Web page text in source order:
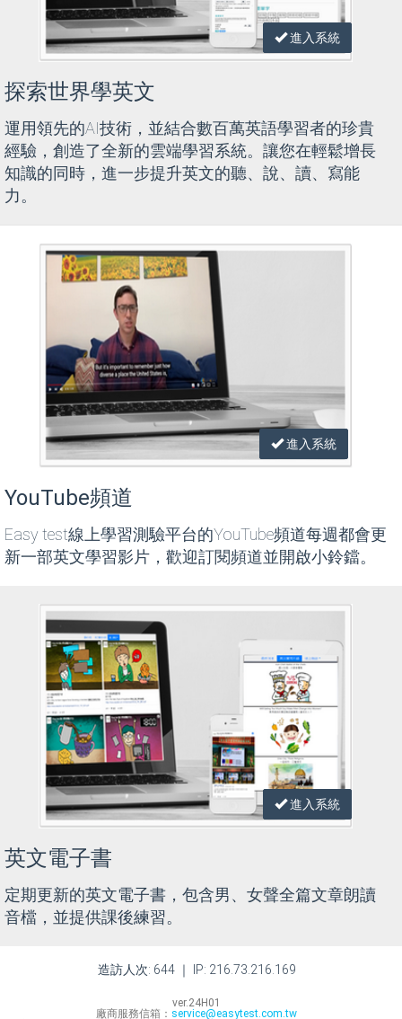
進入系統
探索世界學英文
運用領先的AI技術，並結合數百萬英語學習者的珍貴
經驗，創造了全新的雲端學習系統。讓您在輕鬆增長
知識的同時，進一步提升英文的聽、說、讀、寫能
力。
進入系統
YouTube頻道
Easy test線上學習測驗平台的YouTube頻道每週都會更
新一部英文學習影片，歡迎訂閱頻道並開啟小鈴鐺。
進入系統
英文電子書
定期更新的英文電子書，包含男、女聲全篇文章朗讀
音檔，並提供課後練習。
造訪人次: 644 ｜ IP: 216.73.216.169
ver.24H01
廠商服務信箱： service@easytest.com.tw